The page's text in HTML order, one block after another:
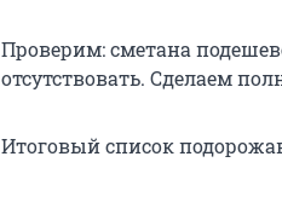
Проверим: сметана
отсутствовать. Сделаем
Итоговый список